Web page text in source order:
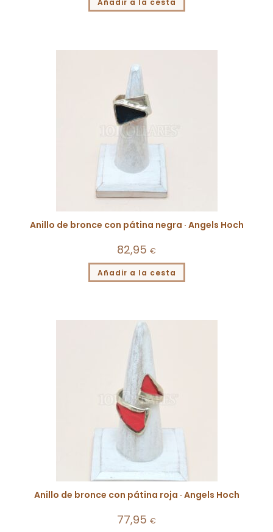
Añadir a la cesta
Anillo de bronce con pátina negra · Angels Hoch
82,95 €
Añadir a la cesta
Anillo de bronce con pátina roja · Angels Hoch
77,95 €